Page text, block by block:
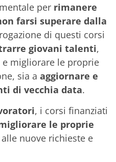
per rimanere
farsi superare dalla
di questi corsi
giovani talenti,
e migliorare le proprie
sia a aggiornare e
di vecchia data.
, i corsi finanziati
le proprie
nuove richieste e